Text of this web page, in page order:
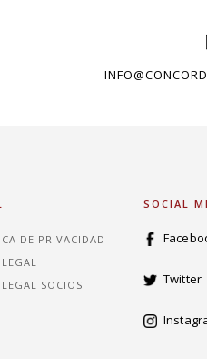
DE PRIVACIDAD
SOCIOS
SOCIAL
Twitter